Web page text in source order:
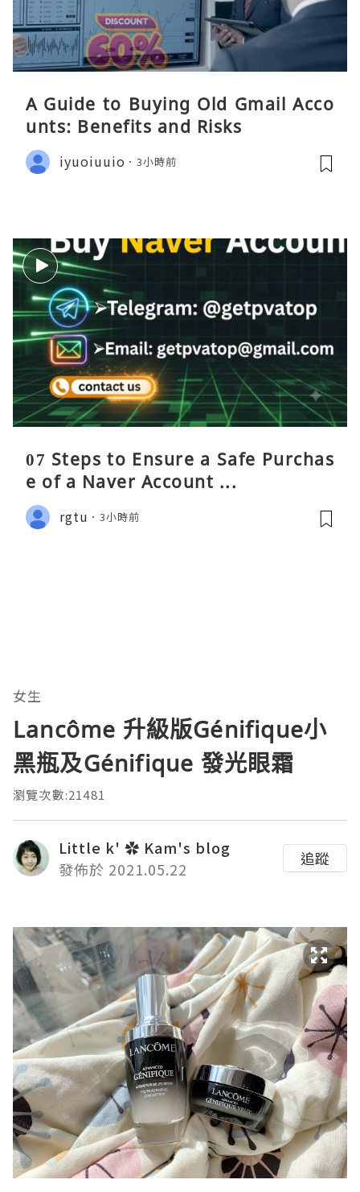
A Guide to Buying Old Gmail Acco
unts: Benefits and Risks
iyuoiuuio 3小時前
07 Steps to Ensure a Safe Purchas
e of a Naver Account ...
rgtu 3小時前
女生
Lancôme 升級版Génifique小
黑瓶及Génifique 發光眼霜
瀏覽次數:21481
Little k' ✿ Kam's blog
發佈於 2021.05.22
追蹤